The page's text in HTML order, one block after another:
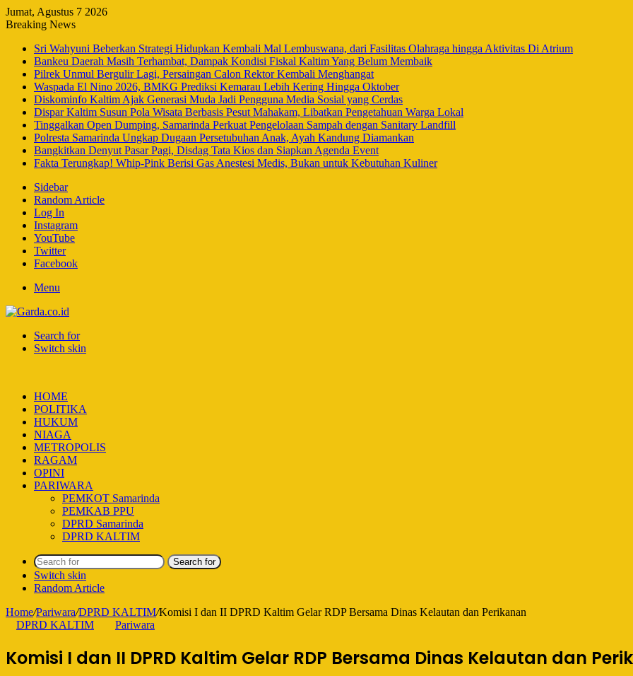
Jumat, Agustus 7 2026
Breaking News
Sri Wahyuni Beberkan Strategi Hidupkan Kembali Mal Lembuswana, dari Fasilitas Olahraga hingga Aktivitas Di Atrium
Bankeu Daerah Masih Terhambat, Dampak Kondisi Fiskal Kaltim Yang Belum Membaik
Pilrek Unmul Bergulir Lagi, Persaingan Calon Rektor Kembali Menghangat
Waspada El Nino 2026, BMKG Prediksi Kemarau Lebih Kering Hingga Oktober
Diskominfo Kaltim Ajak Generasi Muda Jadi Pengguna Media Sosial yang Cerdas
Dispar Kaltim Susun Pola Wisata Berbasis Pesut Mahakam, Libatkan Pengetahuan Warga Lokal
Tinggalkan Open Dumping, Samarinda Perkuat Pengelolaan Sampah dengan Sanitary Landfill
Polresta Samarinda Ungkap Dugaan Persetubuhan Anak, Ayah Kandung Diamankan
Bangkitkan Denyut Pasar Pagi, Disdag Tata Kios dan Siapkan Agenda Event
Fakta Terungkap! Whip-Pink Berisi Gas Anestesi Medis, Bukan untuk Kebutuhan Kuliner
Sidebar
Random Article
Log In
Instagram
YouTube
Twitter
Facebook
Menu
Search for
Switch skin
HOME
POLITIKA
HUKUM
NIAGA
METROPOLIS
RAGAM
OPINI
PARIWARA
PEMKOT Samarinda
PEMKAB PPU
DPRD Samarinda
DPRD KALTIM
Search for
Switch skin
Random Article
Home/Pariwara/DPRD KALTIM/Komisi I dan II DPRD Kaltim Gelar RDP Bersama Dinas Kelautan dan Perikanan
DPRD KALTIM
Pariwara
Komisi I dan II DPRD Kaltim Gelar RDP Bersama Dinas Kelautan dan